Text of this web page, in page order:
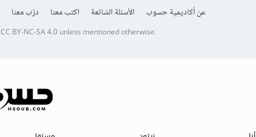
عن أكاديمية حسوب الأسئلة الشائعة اكتب معنا درّب معنا
CC BY-NC-SA 4.0unless mentioned otherwise.